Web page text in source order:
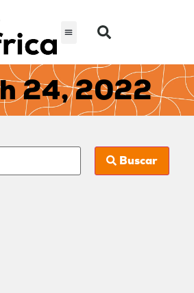
24, 2022
Buscar